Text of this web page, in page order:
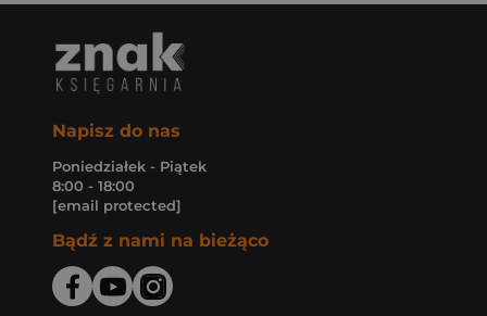
Napisz do nas
Poniedziałek - Piątek
8:00 - 18:00
[email protected]
Bądź z nami na bieżąco